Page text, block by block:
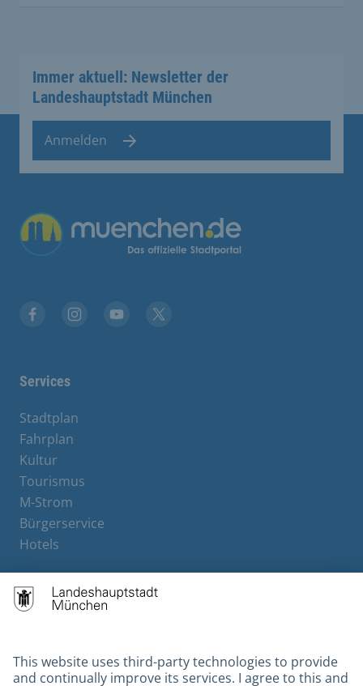
Immer aktuell: Newsletter der
Landeshauptstadt München
Anmelden
Übergreifende Links
Services
Stadtplan
Fahrplan
Kultur
Tourismus
M-Strom
Bürgerservice
Hotels
Contact
Leichte Sprache
Gebärdensprache